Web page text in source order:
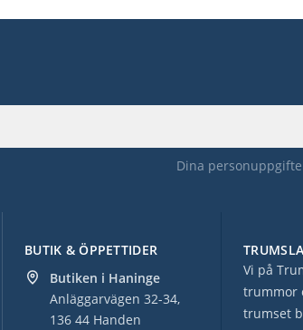
BUTIK & ÖPPETTIDER
Butiken i Haninge
Anläggarvägen 32-34,
136 44 Handen
Vi på
trummor
trumset
Dina